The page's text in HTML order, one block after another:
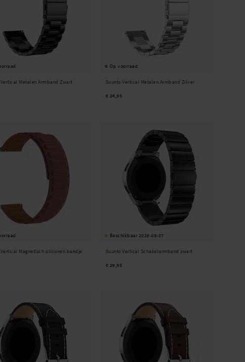
Vertical Metalen Armband Zwart
Op voorraad
Suunto Vertical Metalen Armband Zilver
€ 24,95
Vertical Magnetisch siliconen bandje
Beschikbaar 2026-08-07
Suunto Vertical Schakelarmband zwart
€ 29,95